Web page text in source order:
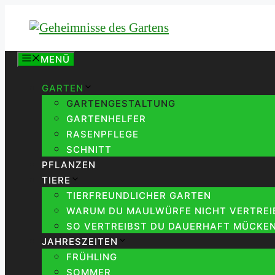
Inhalt
MENÜ
GARTEN
GARTENGESTALTUNG
GARTENHELFER
RASENPFLEGE
SCHNITT
PFLANZEN
TIERE
TIERFREUNDLICHER GARTEN
WARUM DU MAULWÜRFE NICHT
SO VERTREIBST DU DAUERHAFT
JAHRESZEITEN
FRÜHLING
SOMMER